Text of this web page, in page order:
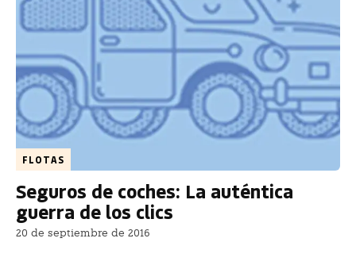
FLOTAS
Seguros de coches: La auténtica
guerra de los clics
20 de septiembre de 2016